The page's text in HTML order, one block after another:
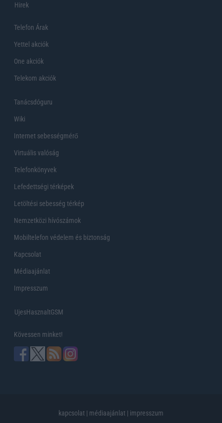
Hirek
Telefon Árak
Yettel akciók
One akciók
Telekom akciók
Tanácsdóguru
Wiki
Internet sebességmérő
Virtuális valóság
Telefonkönyvek
Lefedettségi térképek
Letöltési sebesség térkép
Nemzetközi hívószámok
Mobiltelefon védelem és biztonság
Kapcsolat
Médiaajánlat
Impresszum
UjesHasznaltGSM
Kövessen minket!
kapcsolat | médiaajánlat | impresszum